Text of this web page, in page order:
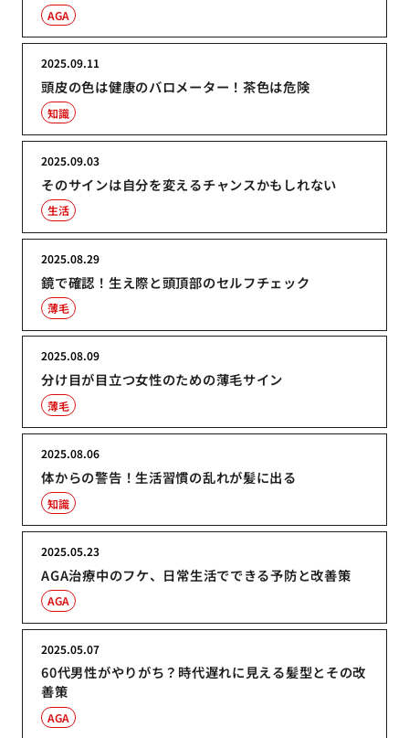
AGA
頭皮の色は健康のバロメーター！茶色は危険
2025.09.11
知識
そのサインは自分を変えるチャンスかもしれない
2025.09.03
生活
鏡で確認！生え際と頭頂部のセルフチェック
2025.08.29
薄毛
分け目が目立つ女性のための薄毛サイン
2025.08.09
薄毛
体からの警告！生活習慣の乱れが髪に出る
2025.08.06
知識
AGA治療中のフケ、日常生活でできる予防と改善策
2025.05.23
AGA
60代男性がやりがち？時代遅れに見える髪型とその改
善策
2025.05.07
AGA